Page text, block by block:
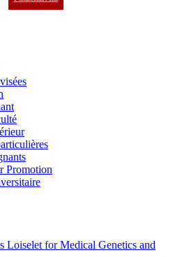
Promotion
Loiselet for Medical Genetics and